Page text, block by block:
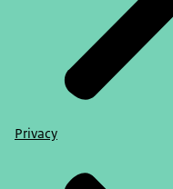
Privacy